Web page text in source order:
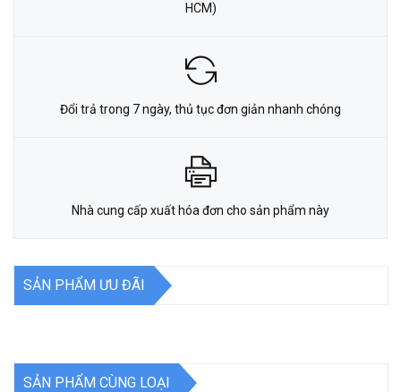
HCM)
Đổi trả trong 7 ngày, thủ tục đơn giản nhanh chóng
Nhà cung cấp xuất hóa đơn cho sản phẩm này
SẢN PHẨM ƯU ĐÃI
SẢN PHẨM CÙNG LOẠI